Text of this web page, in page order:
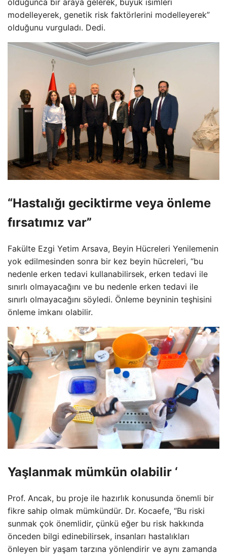
olduğunca bir araya gelerek, büyük isimleri
modelleyerek, genetik risk faktörlerini modelleyerek”
olduğunu vurguladı. Dedi.
“Hastalığı geciktirme veya önleme
fırsatımız var”
Fakülte Ezgi Yetim Arsava, Beyin Hücreleri Yenilemenin
yok edilmesinden sonra bir kez beyin hücreleri, “bu
nedenle erken tedavi kullanabilirsek, erken tedavi ile
sınırlı olmayacağını ve bu nedenle erken tedavi ile
sınırlı olmayacağını söyledi. Önleme beyninin teşhisini
önleme imkanı olabilir.
Yaşlanmak mümkün olabilir ‘
Prof. Ancak, bu proje ile hazırlık konusunda önemli bir
fikre sahip olmak mümkündür. Dr. Kocaefe, “Bu riski
sunmak çok önemlidir, çünkü eğer bu risk hakkında
önceden bilgi edinebilirsek, insanları hastalıkları
önleyen bir yaşam tarzına yönlendirir ve aynı zamanda